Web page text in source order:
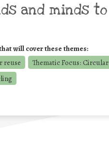
and minds to
will cover these themes:
reuse
Thematic Focus: